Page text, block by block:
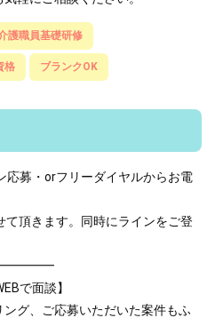
護職員基礎研修
格 ブランクOK
募・orフリーダイヤルからお電
頂きます。同時にラインをご登
で面談】
グ、ご応募いただいた案件もふ